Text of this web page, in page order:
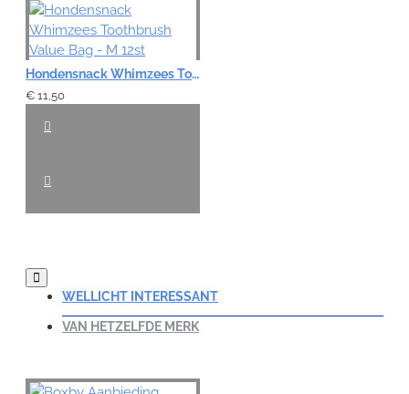
Hondensnack Whimzees Toothbrush Value Bag - M 12st
€ 11,50
WELLICHT INTERESSANT
VAN HETZELFDE MERK